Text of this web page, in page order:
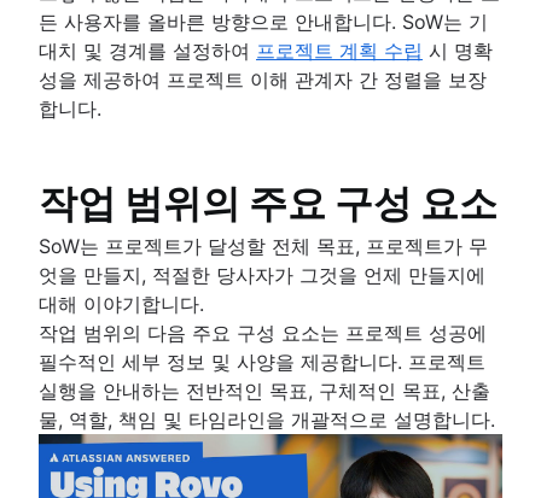
프로젝트 일정
이슈 추적 소프트웨어
프로젝트 관리 로드맵 도구
워크플로 관리
워크플로 예시
프로젝트 로드맵을 만드는 방법
스프린트 계획 도구
스프린트 데모
프로젝트 타임라인 소프트웨어
작업 자동화
제품 백로그 및 스프린트 백로그 비교
워크플로 관리 도구
프로젝트 종속성
작업 관리 대시보드
든 사용자를 올바른 방향으로 안내합니다. SoW는 기
대치 및 경계를 설정하여 프로젝트 계획 수립 시 명확
성을 제공하여 프로젝트 이해 관계자 간 정렬을 보장
합니다.
작업 범위의 주요 구성 요소
SoW는 프로젝트가 달성할 전체 목표, 프로젝트가 무
엇을 만들지, 적절한 당사자가 그것을 언제 만들지에
대해 이야기합니다.
작업 범위의 다음 주요 구성 요소는 프로젝트 성공에
필수적인 세부 정보 및 사양을 제공합니다. 프로젝트
실행을 안내하는 전반적인 목표, 구체적인 목표, 산출
물, 역할, 책임 및 타임라인을 개괄적으로 설명합니다.